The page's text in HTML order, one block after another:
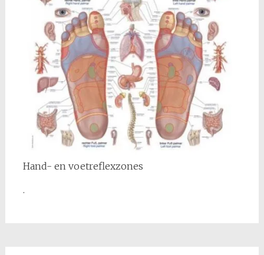
Hand- en voetreflexzones
.